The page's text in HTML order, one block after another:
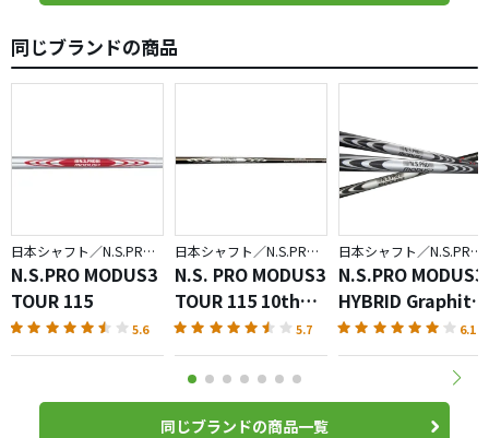
同じブランドの商品
日本シャフト／N.S.PRO MODUS3
N.S.PRO MODUS3
TOUR 115
5.6
日本シャフト／N.S.PRO MODUS3
N.S. PRO MODUS3
TOUR 115 10th
Anniversary
Limited
5.7
日本シャフト／N.S.PRO MODUS3
N.S.PRO MODUS3
HYBRID Graphite
On Steel
Technology
6.1
同じブランドの商品一覧